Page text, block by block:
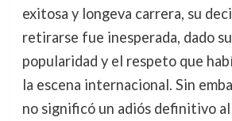
exitosa y longeva carrera, su
retirarse fue inesperada, dado
popularidad y el respeto que
la escena internacional. Sin
no significó un adiós definitivo al